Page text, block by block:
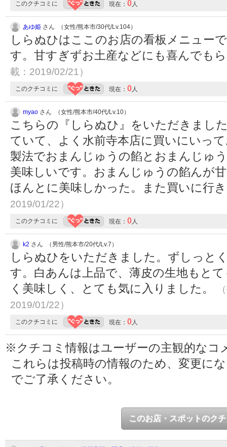
このクチコミに 現在： 0 人
あゆ姫 さん （女性/熊本市/30代/Lv.104）
しらぬひはここのお店の看板メニュー
す。甘すぎずお土産などにも喜んでも
載：2019/02/21）
このクチコミに 現在： 0 人
myao さん （女性/熊本市/40代/Lv.10）
こちらの『しらぬひ』をいただきまし
ていて、よく水前寺本店に買いにいっ
製法でおまんじゅうの餡とおまんじゅ
美味しいです。おまんじゅうの餡んが
ほんとに美味しかった。また買いに行
2019/01/22）
このクチコミに 現在： 0 人
k2 さん （男性/熊本市/20代/Lv.7）
しらぬひをいただきました。ずしっと
す。白あんは上品で、薄皮の生地もと
く美味しく、とても気に入りました。
2019/01/22）
このクチコミに 現在： 0 人
※クチコミ情報はユーザーの主観的なコ
これらは投稿時の情報のため、変更に
でご了承ください。
このお店・スポットのク